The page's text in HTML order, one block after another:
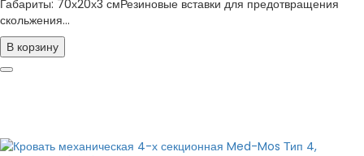
Габариты: 70х20х3 смРезиновые вставки для предотвращения
скольжения...
В корзину